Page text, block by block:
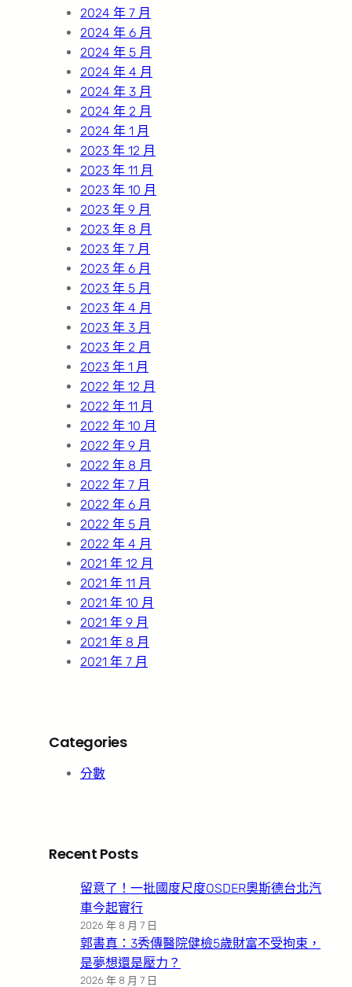
2024 年 7 月
2024 年 6 月
2024 年 5 月
2024 年 4 月
2024 年 3 月
2024 年 2 月
2024 年 1 月
2023 年 12 月
2023 年 11 月
2023 年 10 月
2023 年 9 月
2023 年 8 月
2023 年 7 月
2023 年 6 月
2023 年 5 月
2023 年 4 月
2023 年 3 月
2023 年 2 月
2023 年 1 月
2022 年 12 月
2022 年 11 月
2022 年 10 月
2022 年 9 月
2022 年 8 月
2022 年 7 月
2022 年 6 月
2022 年 5 月
2022 年 4 月
2021 年 12 月
2021 年 11 月
2021 年 10 月
2021 年 9 月
2021 年 8 月
2021 年 7 月
Categories
分數
Recent Posts
留意了！一批國度尺度OSDER奧斯德台北汽
車今起實行
2026 年 8 月 7 日
郭書真：3秀傳醫院健檢5歲財富不受拘束，
是夢想還是壓力？
2026 年 8 月 7 日